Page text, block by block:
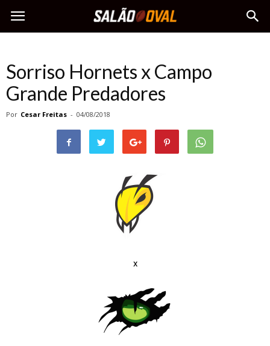
Sorriso Hornets x Campo
Grande Predadores
Por Cesar Freitas - 04/08/2018
x